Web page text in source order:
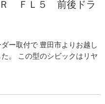
ＦＬ５ 前後ドラ
ー取付で 豊田市よりお越し
。 この型のシビックはリヤ